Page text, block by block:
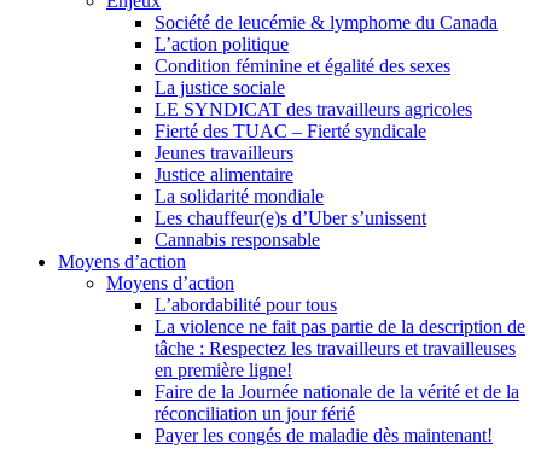
Société de leucémie & lymphome du Canada
L’action politique
Condition féminine et égalité des sexes
La justice sociale
LE SYNDICAT des travailleurs agricoles
Fierté des TUAC – Fierté syndicale
Jeunes travailleurs
Justice alimentaire
La solidarité mondiale
Les chauffeur(e)s d’Uber s’unissent
Cannabis responsable
Moyens d’action
Moyens d’action
L’abordabilité pour tous
La violence ne fait pas partie de la description de
tâche : Respectez les travailleurs et travailleuses
en première ligne!
Faire de la Journée nationale de la vérité et de la
réconciliation un jour férié
Payer les congés de maladie dès maintenant!